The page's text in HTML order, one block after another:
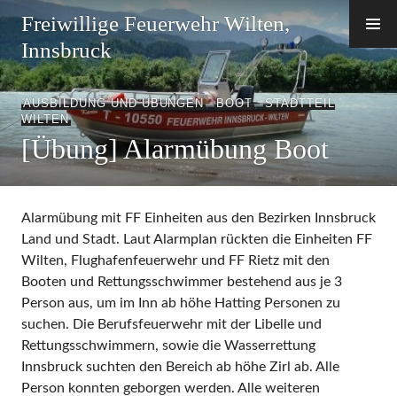
Inhalt
springen
Freiwillige Feuerwehr Wilten,
Innsbruck
AUSBILDUNG UND ÜBUNGEN,BOOT,STADTTEIL
WILTEN
[Übung] Alarmübung Boot
Alarmübung mit FF Einheiten aus den Bezirken Innsbruck
Land und Stadt. Laut Alarmplan rückten die Einheiten FF
Wilten, Flughafenfeuerwehr und FF Rietz mit den
Booten und Rettungsschwimmer bestehend aus je 3
Person aus, um im Inn ab höhe Hatting Personen zu
suchen. Die Berufsfeuerwehr mit der Libelle und
Rettungsschwimmern, sowie die Wasserrettung
Innsbruck suchten den Bereich ab höhe Zirl ab. Alle
Person konnten geborgen werden. Alle weiteren